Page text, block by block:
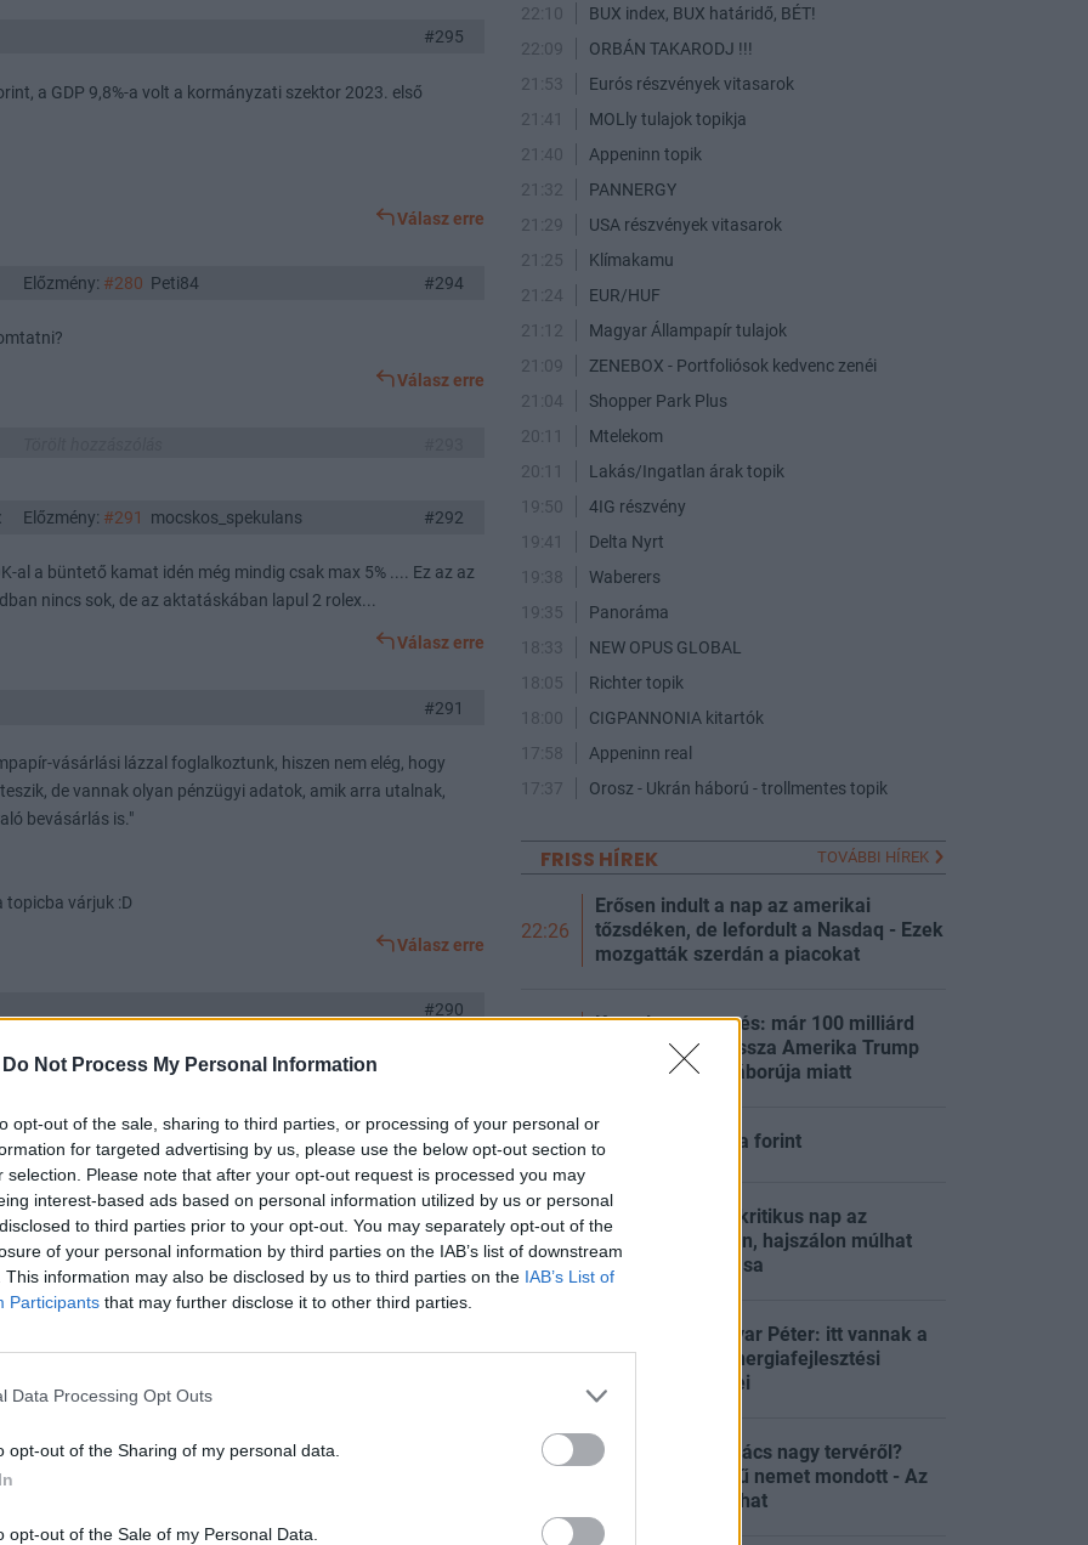
Do Not Process My Personal Information
opt-out of the sale, sharing to third parties, or processing of your personal or
for targeted advertising by us, please use the below opt-out section to
selection. Please note that after your opt-out request is processed you may
interest-based ads based on personal information utilized by us or personal
to third parties prior to your opt-out. You may separately opt-out of the
of your personal information by third parties on the IAB’s list of downstream
This information may also be disclosed by us to third parties on the IAB’s List of
Participants that may further disclose it to other third parties.
Data Processing Opt Outs
opt-out of the Sharing of my personal data.
opt-out of the Sale of my Personal Data.
#295
a GDP 9,8%-a volt a kormányzati szektor 2023. első
Válasz erre
Előzmény: #280 Peti84 #294
Válasz erre
Előzmény: #291 mocskos_spekulans #292
al a büntető kamat idén még mindig csak max 5% .... Ez az az
nincs sok, de az aktatáskában lapul 2 rolex...
Válasz erre
#291
vásárlási lázzal foglalkoztunk, hiszen nem elég, hogy
de vannak olyan pénzügyi adatok, amik arra utalnak,
bevásárlás is."
topicba várjuk :D
Válasz erre
#290
a kormány az állampapír-vásárlás ösztönzésére"
meg a haverok zsebét
Válasz erre
Előzmény: #286mocskos_spekulans #289
maradnak ki a szocho alól?
Előzmény:#286mocskos_spekulans
dúsgazdaggá vált cégekre, 100 millió Ft fölötti
22:10
BUX index, BUX határidő, BÉT!
22:09
ORBÁN TAKARODJ !!!
21:53
Eurós részvények vitasarok
21:41
MOLly tulajok topikja
21:40
Appeninn topik
21:32
PANNERGY
21:29
USA részvények vitasarok
21:25
Klímakamu
21:24
EUR/HUF
21:12
Magyar Állampapír tulajok
21:09
ZENEBOX - Portfoliósok kedvenc zenéi
21:04
Shopper Park Plus
20:11
Mtelekom
20:11
Lakás/Ingatlan árak topik
19:50
4IG részvény
19:41
Delta Nyrt
19:38
Waberers
19:35
Panoráma
18:33
NEW OPUS GLOBAL
18:05
Richter topik
18:00
CIGPANNONIA kitartók
17:58
Appeninn real
17:37
Orosz - Ukrán háború - trollmentes topik
FRISS HÍREK TOVÁBBI HÍREK
22:26
Erősen indult a nap az amerikai
tőzsdéken, de lefordult a Nasdaq - Ezek
mozgatták szerdán a piacokat
Komoly arcvesztés: már 100 milliárd
dollárt fizetett vissza Amerika Trump
elhibázott vámháborúja miatt
21:26 Gyengült estére a forint
21:06
Tisza-kormány: kritikus nap az
energiaellátásban, hajszálon múlhat
Paks teljes leállása
21:06
Megszólalt Magyar Péter: itt vannak a
868 milliárdos energiafejlesztési
program részletei
Ennyit a Béketanács nagy tervéről?
Izrael egyértelmű nemet mondott - Az
egész alku borulhat